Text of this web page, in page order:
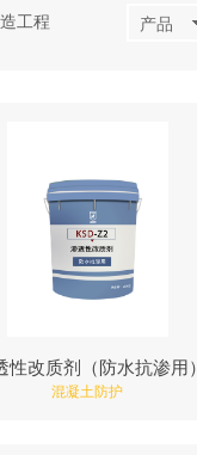
产品
工程
性改质剂（防水抗渗用）
混凝土防护